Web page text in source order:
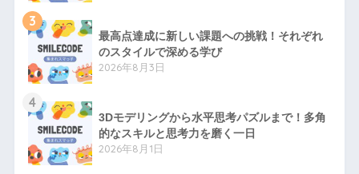
3
最高点達成に新しい課題への挑戦！それぞれ
のスタイルで深める学び
2026年8月3日
4
3Dモデリングから水平思考パズルまで！多角
的なスキルと思考力を磨く一日
2026年8月1日